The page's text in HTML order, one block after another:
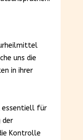
uns die
in ihrer
essentiell für
der
Kontrolle